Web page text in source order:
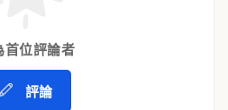
首位評論者
評論